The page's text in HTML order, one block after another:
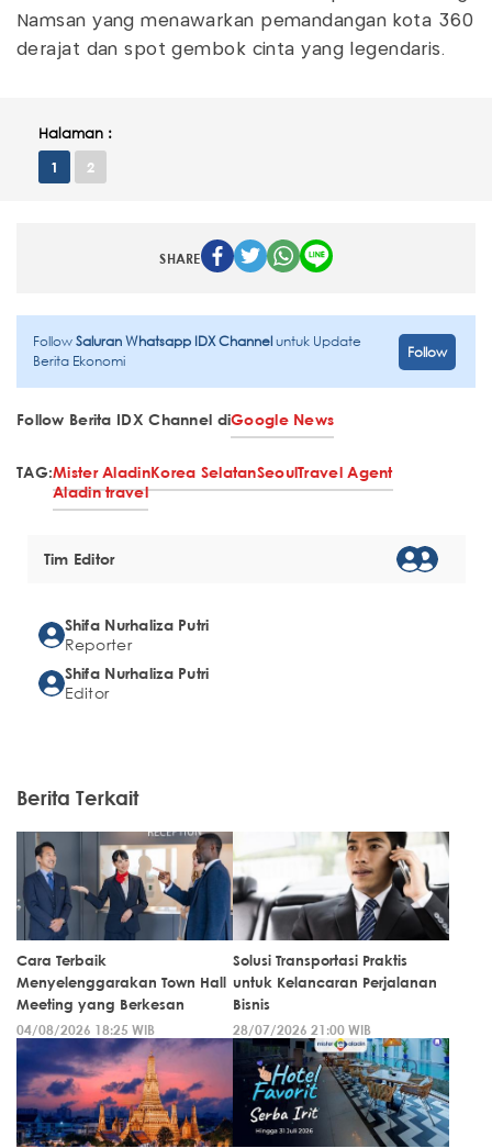
Namsan yang menawarkan pemandangan kota 360
derajat dan spot gembok cinta yang legendaris.
Halaman :
1 2
SHARE
FollowSaluran Whatsapp IDX Channeluntuk Update
Berita Ekonomi
Follow
Follow Berita IDX Channel diGoogle News
TAG:Mister AladinKorea SelatanSeoulTravel Agent
Aladin travel
Tim Editor
Shifa Nurhaliza Putri
Reporter
Shifa Nurhaliza Putri
Editor
Berita Terkait
Cara Terbaik
Menyelenggarakan Town Hall
Meeting yang Berkesan
04/08/2026 18:25 WIB
Solusi Transportasi Praktis
untuk Kelancaran Perjalanan
Bisnis
28/07/2026 21:00 WIB